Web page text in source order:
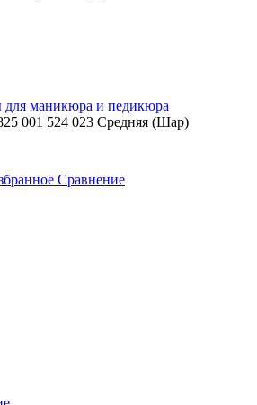
маникюра и педикюра
001 524 023 Средняя (Шар)
Сравнение